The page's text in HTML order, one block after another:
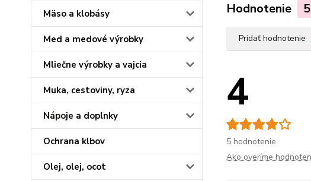
Mäso a klobásy
Med a medové výrobky
Mliečne výrobky a vajcia
Muka, cestoviny, ryza
Nápoje a doplnky
Ochrana klbov
Olej, olej, ocot
Hodnotenie 5
Pridať hodnotenie
4
5 hodnotenie
Ako overíme